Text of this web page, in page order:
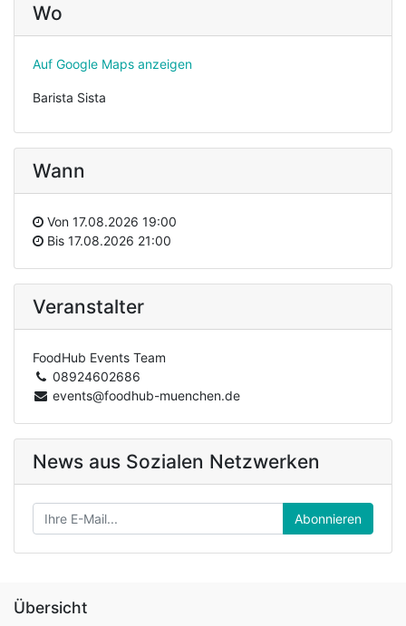
Wo
Auf Google Maps anzeigen
Barista Sista
Wann
Von 17.08.2026 19:00
Bis 17.08.2026 21:00
Veranstalter
FoodHub Events Team
08924602686
events@foodhub-muenchen.de
News aus Sozialen Netzwerken
Abonnieren
Übersicht